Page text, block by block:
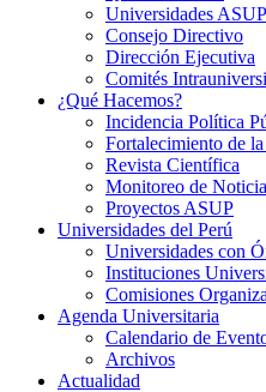
Universidades ASUP
Consejo Directivo
Dirección Ejecutiva
Comités
¿Qué Hacemos?
Incidencia Política
Fortalecimiento de
Revista Científica
Monitoreo de
Proyectos ASUP
Universidades del Perú
Universidades con
Instituciones
Comisiones
Agenda Universitaria
Calendario de
Archivos
Actualidad